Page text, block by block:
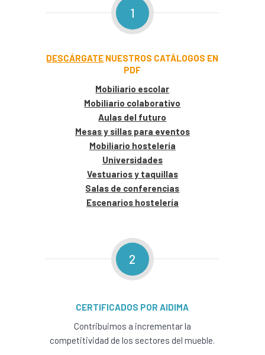
1
DESCÁRGATE NUESTROS CATÁLOGOS EN
PDF
Mobiliario escolar
Mobiliario colaborativo
Aulas del futuro
Mesas y sillas para eventos
Mobiliario hostelería
Universidades
Vestuarios y taquillas
Salas de conferencias
Escenarios hostelería
2
CERTIFICADOS POR AIDIMA
Contribuimos a incrementar la
competitividad de los sectores del mueble.